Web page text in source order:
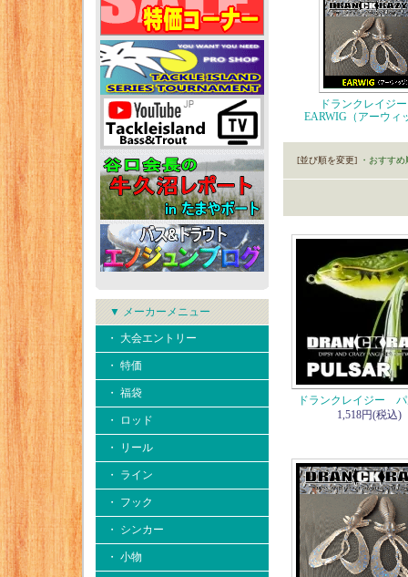
▼ メーカーメニュー
・ 大会エントリー
・ 特価
・ 福袋
・ ロッド
・ リール
・ ライン
・ フック
・ シンカー
・ 小物
ドランクレイ
EARWIG（アーウィ
[並び順を変更] ・おすすめ
ドランクレイジー
1,518円(税込)